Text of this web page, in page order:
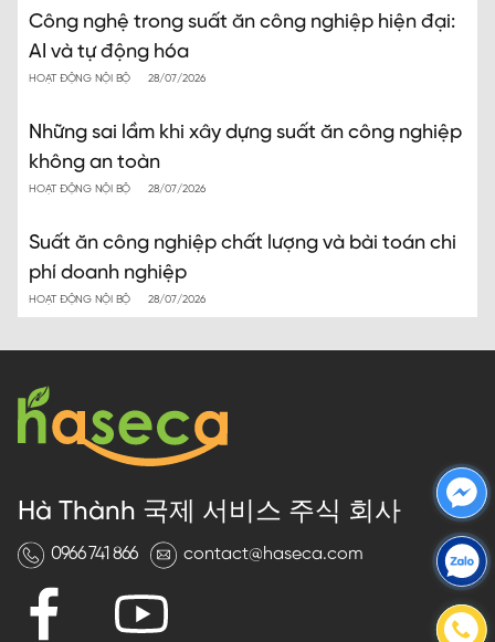
Công nghệ trong suất ăn công nghiệp hiện đại:
AI và tự động hóa
HOẠT ĐỘNG NỘI BỘ 28/07/2026
Những sai lầm khi xây dựng suất ăn công nghiệp
không an toàn
HOẠT ĐỘNG NỘI BỘ 28/07/2026
Suất ăn công nghiệp chất lượng và bài toán chi
phí doanh nghiệp
HOẠT ĐỘNG NỘI BỘ 28/07/2026
Hà Thành 국제 서비스 주식 회사
0966 741 866 contact@haseca.com